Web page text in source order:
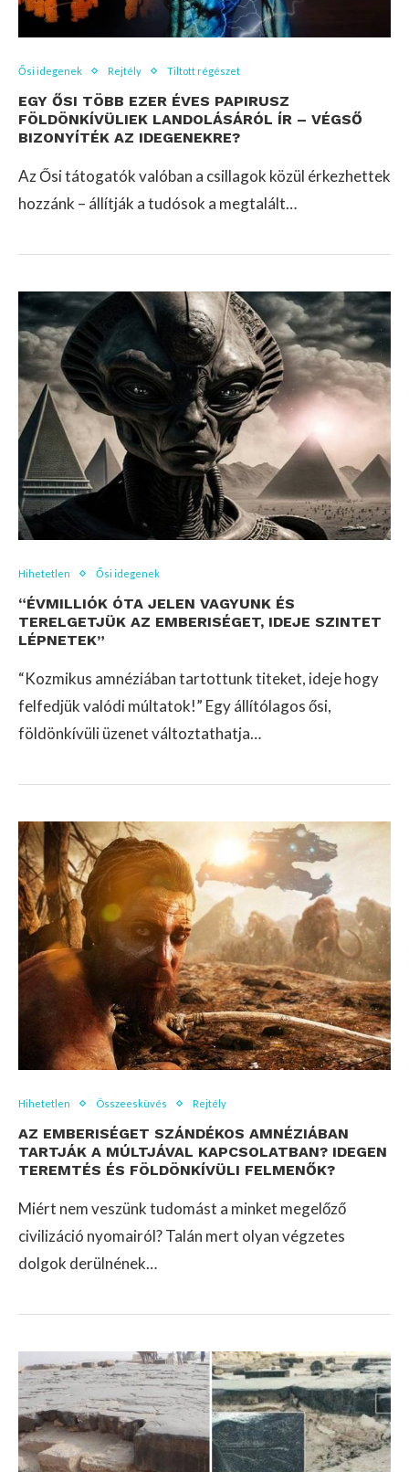
Ősi idegenek Rejtély Tiltott régészet
EGY ŐSI TÖBB EZER ÉVES PAPIRUSZ
FÖLDÖNKÍVÜLIEK LANDOLÁSÁRÓL ÍR – VÉGSŐ
BIZONYÍTÉK AZ IDEGENEKRE?
Az Ősi tátogatók valóban a csillagok közül érkezhettek
hozzánk – állítják a tudósok a megtalált…
Hihetetlen Ősi idegenek
“ÉVMILLIÓK ÓTA JELEN VAGYUNK ÉS
TERELGETJÜK AZ EMBERISÉGET, IDEJE SZINTET
LÉPNETEK”
“Kozmikus amnéziában tartottunk titeket, ideje hogy
felfedjük valódi múltatok!” Egy állítólagos ősi,
földönkívüli üzenet változtathatja…
Hihetetlen Összeesküvés Rejtély
AZ EMBERISÉGET SZÁNDÉKOS AMNÉZIÁBAN
TARTJÁK A MÚLTJÁVAL KAPCSOLATBAN? IDEGEN
TEREMTÉS ÉS FÖLDÖNKÍVÜLI FELMENŐK?
Miért nem veszünk tudomást a minket megelőző
civilizáció nyomairól? Talán mert olyan végzetes
dolgok derülnének…